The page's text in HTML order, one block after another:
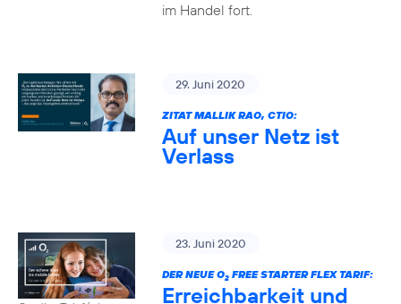
im Handel fort.
29. Juni 2020
ZITAT MALLIK RAO, CTIO:
Auf unser Netz ist
Verlass
23. Juni 2020
DER NEUE O2FREE STARTER FLEX TARIF:
Erreichbarkeit und